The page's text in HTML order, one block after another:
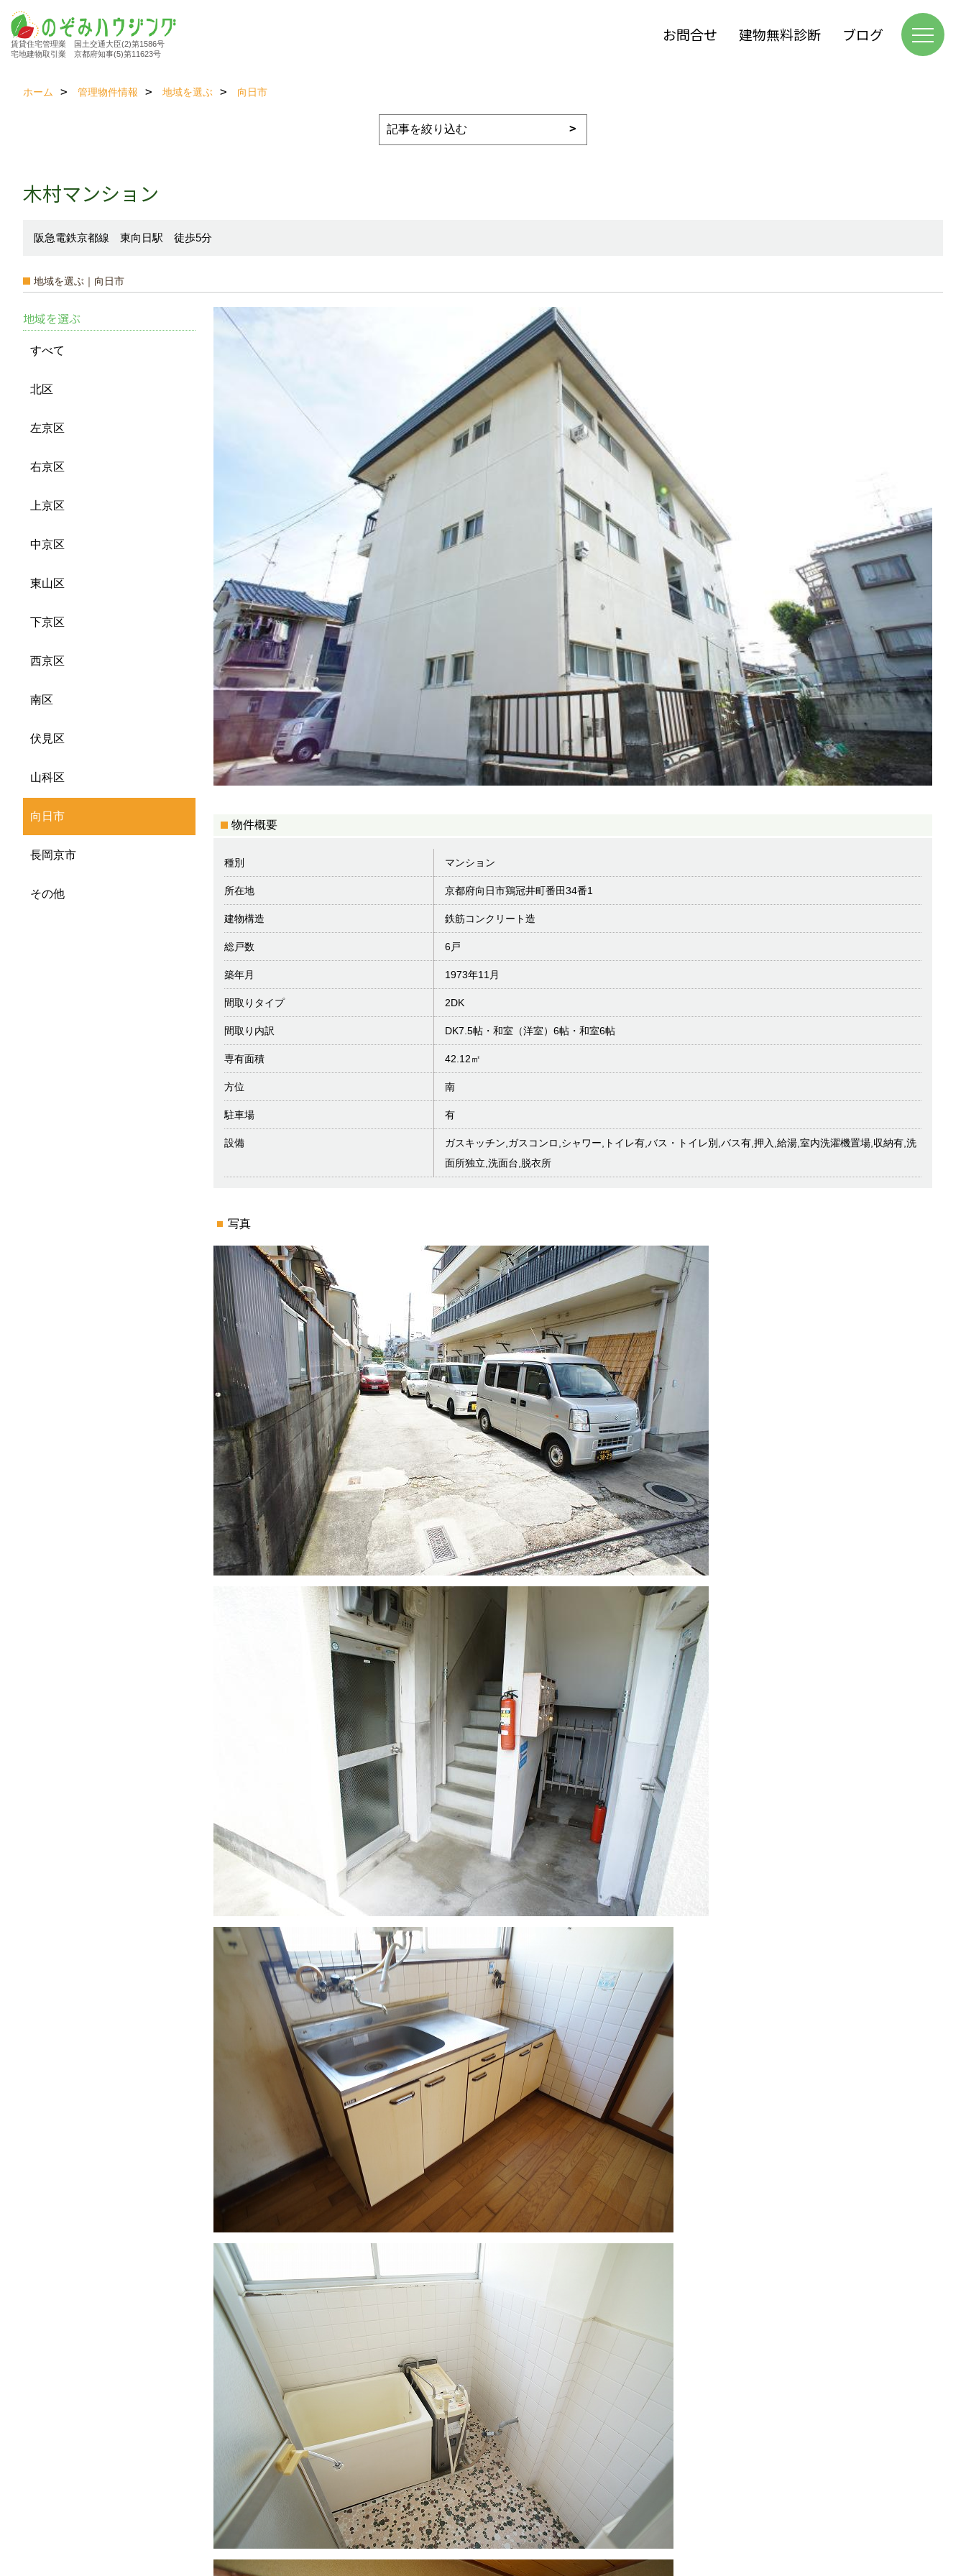
賃貸住宅管理業 国土交通大臣(2)第1586号
宅地建物取引業 京都府知事(5)第11623号
お問合せ 建物無料診断 ブログ
ホーム 管理物件情報 地域を選ぶ 向日市
木村マンション
阪急電鉄京都線 東向日駅 徒歩5分
地域を選ぶ｜向日市
物件概要
種別 マンション
所在地 京都府向日市鶏冠井町番田34番1
建物構造 鉄筋コンクリート造
総戸数 6戸
築年月 1973年11月
間取りタイプ 2DK
間取り内訳 DK7.5帖・和室（洋室）6帖・和室6帖
専有面積 42.12㎡
方位 南
駐車場 有
設備
ガスキッチン,ガスコンロ,シャワー,トイレ有,バス・トイレ別,バス有,押入,給湯,室内洗濯機置場,収納有,洗
面所独立,洗面台,脱衣所
写真
地域を選ぶ
すべて
北区
左京区
右京区
上京区
中京区
東山区
下京区
西京区
南区
伏見区
山科区
向日市
長岡京市
その他